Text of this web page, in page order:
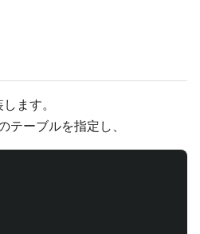
ます。
ーブルを指定し、